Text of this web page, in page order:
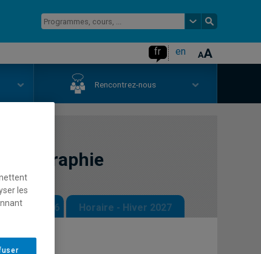
fr en
Rencontrez-nous
géographie
2026 Horaire - Hiver 2027
les